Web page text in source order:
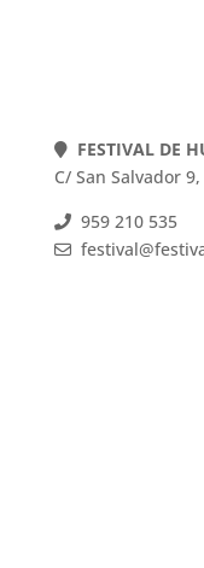
FESTIVAL DE
C/ San Salvador
959 210 535